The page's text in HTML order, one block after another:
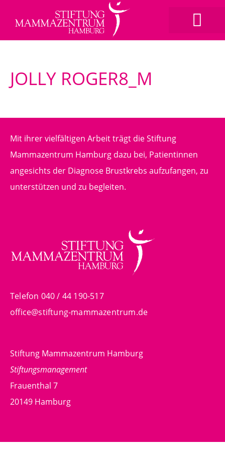
JOLLY ROGER8_M
Mit ihrer vielfältigen Arbeit trägt die Stiftung
Mammazentrum Hamburg dazu bei, Patientinnen
angesichts der Diagnose Brustkrebs aufzufangen, zu
unterstützen und zu begleiten.
Telefon 040 / 44 190-517
office@stiftung-mammazentrum.de
Stiftung Mammazentrum Hamburg
Stiftungsmanagement
Frauenthal 7
20149 Hamburg